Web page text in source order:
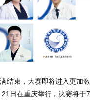
结束，大赛即将进入更加激
日在重庆举行，决赛将于7